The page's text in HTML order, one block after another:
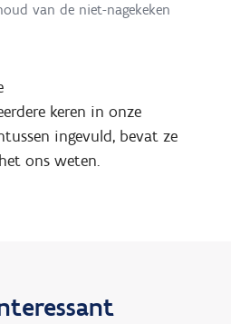
van de niet-nagekeken
keren in onze
ingevuld, bevat ze
ons weten.